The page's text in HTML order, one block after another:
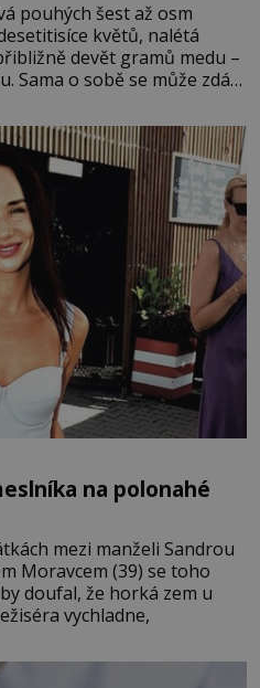
pouhých šest až osm
květů, nalétá
devět gramů medu –
Sama o sobě se může zdát
vznikne jeden z
na polonahé
mezi manželi Sandrou
Moravcem (39) se toho
doufal, že horká zem u
vychladne,